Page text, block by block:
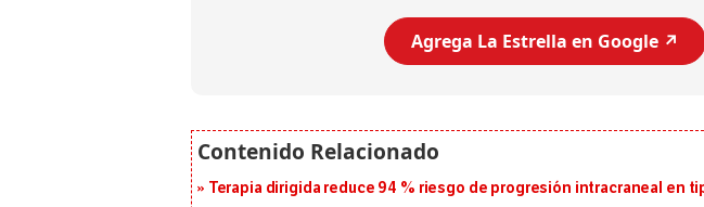
Agrega La Estrella en Google ↗️
Terapia dirigida reduce 94 % riesgo de progresión intracraneal en
presidente